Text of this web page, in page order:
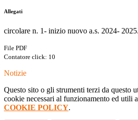
Allegati
circolare n. 1- inizio nuovo a.s. 2024-
File PDF
Contatore click: 10
Notizie
Questo sito o gli strumenti terzi da questo
cookie necessari al funzionamento ed utili
COOKIE POLICY.